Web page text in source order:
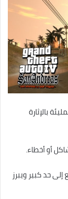
بالإثارة
أو أخطاء.
حد كبير ويبرز